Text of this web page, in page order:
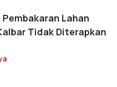
Lahan
Tidak Diterapkan